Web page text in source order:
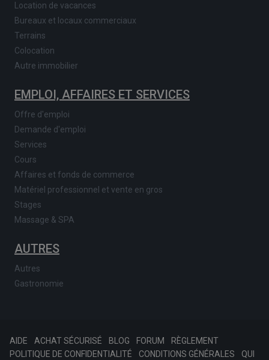
Location de vacances
Bureaux et locaux commerciaux
Terrains
Colocation
Autre immobilier
EMPLOI, AFFAIRES ET SERVICES
Offre d'emploi
Demande d'emploi
Services
Cours
Affaires et fonds de commerce
Matériel professionnel et vente en gros
Stages
Massage & SPA
AUTRES
Autres
Gastronomie
AIDE ACHAT SÉCURISÉ BLOG FORUM
RÈGLEMENT
POLITIQUE DE CONFIDENTIALITÉ
CONDITIONS GÉNÉRALES QUI